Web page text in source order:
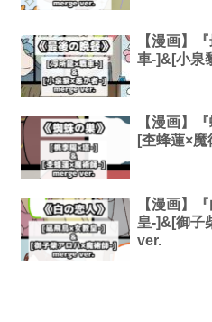
【漫画】
車-]&[小泉
【漫画】
[杢蜂蓮×
【漫画】
皇-]&[御子
ver.